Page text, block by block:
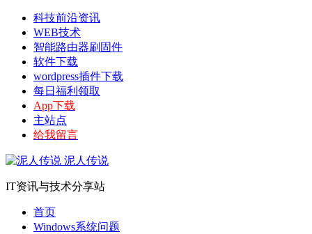
科技前沿资讯
WEB技术
智能路由器刷固件
软件下载
wordpress插件下载
每日福利领取
App下载
主站点
给我留言
泥人传说
IT资讯与技术分享站
首页
Windows系统问题